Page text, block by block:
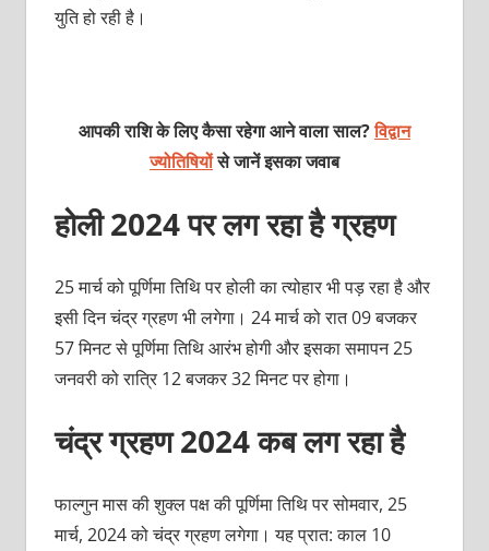
युति हो रही है।
आपकी राशि के लिए कैसा रहेगा आने वाला साल?विद्वान
ज्योतिषियोंसे जानें इसका जवाब
होली 2024 पर लग रहा है ग्रहण
25 मार्च को पूर्णिमा तिथि पर होली का त्‍योहार भी पड़ रहा है और
इसी दिन चंद्र ग्रहण भी लगेगा। 24 मार्च को रात 09 बजकर
57 मिनट से पूर्णिमा तिथि आरंभ होगी और इसका समापन 25
जनवरी को रात्रि 12 बजकर 32 मिनट पर होगा।
चंद्र ग्रहण 2024 कब लग रहा है
फाल्‍गुन मास की शुक्‍ल पक्ष की पूर्णिमा तिथि पर सोमवार, 25
मार्च, 2024 को चंद्र ग्रहण लगेगा। यह प्रात: काल 10